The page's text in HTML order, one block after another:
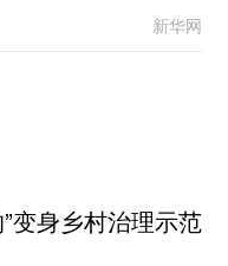
新华网
”变身乡村治理示范